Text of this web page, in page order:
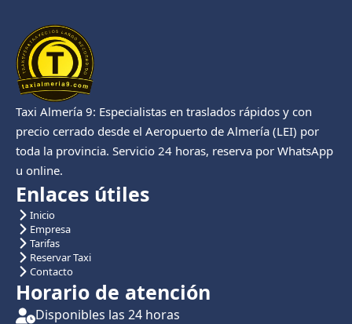
Taxi Almería 9: Especialistas en traslados rápidos y con
precio cerrado desde el Aeropuerto de Almería (LEI) por
toda la provincia. Servicio 24 horas, reserva por WhatsApp
u online.
Enlaces útiles
Inicio
Empresa
Tarifas
Reservar Taxi
Contacto
Horario de atención
Disponibles las 24 horas